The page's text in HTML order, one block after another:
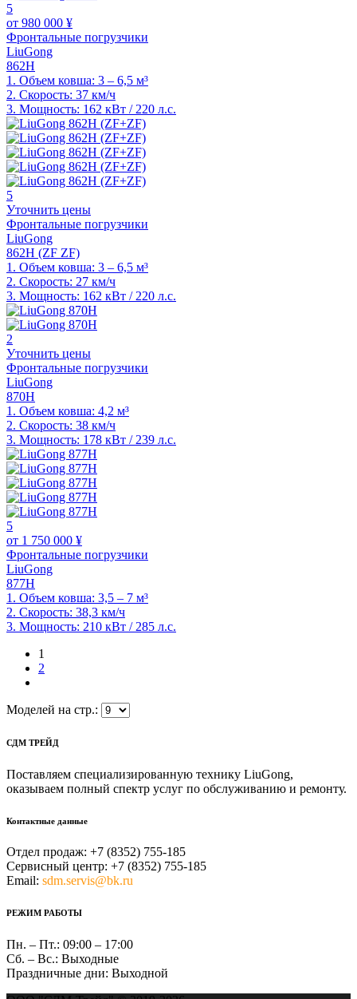
5
от 980 000 ¥
Фронтальные погрузчики
LiuGong
862H
1. Объем ковша: 3 – 6,5 м³
2. Скорость: 37 км/ч
3. Мощность: 162 кВт / 220 л.с.
5
Уточнить цены
Фронтальные погрузчики
LiuGong
862H (ZF ZF)
1. Объем ковша: 3 – 6,5 м³
2. Скорость: 27 км/ч
3. Мощность: 162 кВт / 220 л.с.
2
Уточнить цены
Фронтальные погрузчики
LiuGong
870H
1. Объем ковша: 4,2 м³
2. Скорость: 38 км/ч
3. Мощность: 178 кВт / 239 л.с.
5
от 1 750 000 ¥
Фронтальные погрузчики
LiuGong
877H
1. Объем ковша: 3,5 – 7 м³
2. Скорость: 38,3 км/ч
3. Мощность: 210 кВт / 285 л.с.
1
2
Моделей на стр.:
СДМ ТРЕЙД
Поставляем специализированную технику LiuGong,
оказываем полный спектр услуг по обслуживанию и ремонту.
Контактные данные
Отдел продаж: +7 (8352) 755-185
Сервисный центр: +7 (8352) 755-185
Email: sdm.servis@bk.ru
РЕЖИМ РАБОТЫ
Пн. – Пт.: 09:00 – 17:00
Сб. – Вс.: Выходные
Праздничные дни: Выходной